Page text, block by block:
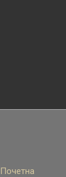
Почетна